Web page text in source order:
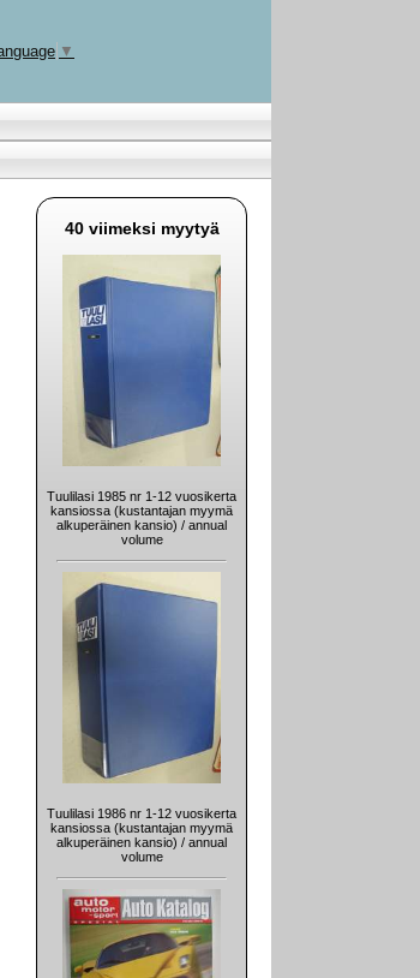
▼
40 viimeksi myytyä
Tuulilasi 1985 nr 1-12 vuosikerta
kansiossa (kustantajan myymä
alkuperäinen kansio) / annual
volume
Tuulilasi 1986 nr 1-12 vuosikerta
kansiossa (kustantajan myymä
alkuperäinen kansio) / annual
volume